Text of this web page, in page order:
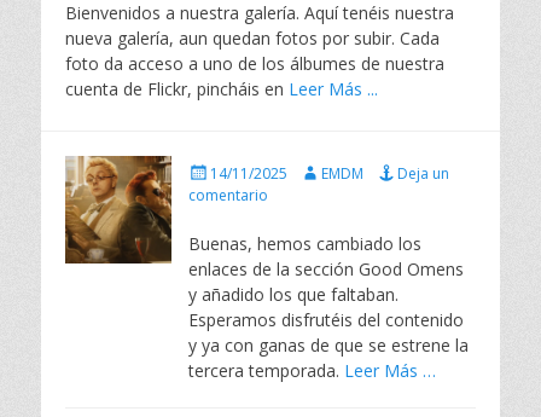
Bienvenidos a nuestra galería. Aquí tenéis nuestra
nueva galería, aun quedan fotos por subir. Cada
foto da acceso a uno de los álbumes de nuestra
cuenta de Flickr, pincháis en Leer Más ...
P
u
l
c
a
d
o
e
14/11/2025
A
o
EMDM
Deja un
comentario
Buenas, hemos cambiado los
enlaces de la sección Good Omens
y añadido los que faltaban.
Esperamos disfrutéis del contenido
y ya con ganas de que se estrene la
tercera temporada. Leer Más …